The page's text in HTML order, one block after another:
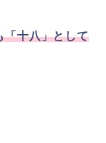
「十八」として